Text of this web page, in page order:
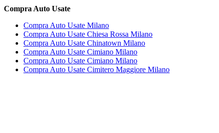
Compra Auto Usate
Compra Auto Usate Milano
Compra Auto Usate Chiesa Rossa Milano
Compra Auto Usate Chinatown Milano
Compra Auto Usate Cimiano Milano
Compra Auto Usate Cimiano Milano
Compra Auto Usate Cimitero Maggiore Milano